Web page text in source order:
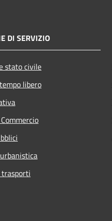
DI SERVIZIO
stato civile
libero